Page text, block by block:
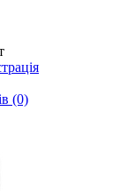
(0)